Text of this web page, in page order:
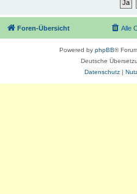
Foren-Übersicht Alle
Powered by phpBB®
Deutsche
Datenschutz|